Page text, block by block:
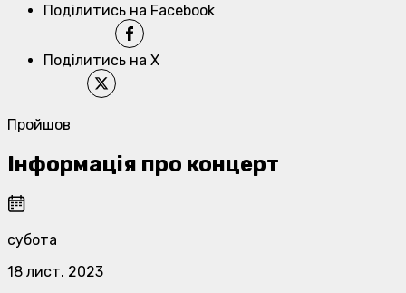
Поділитись на Facebook
Поділитись на X
Пройшов
Інформація про концерт
субота
18 лист. 2023